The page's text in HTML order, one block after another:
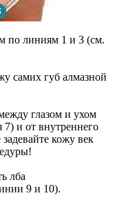
по линиям 1 и 3 (см.
самих губ алмазной
глазом и ухом
и от внутреннего
кожу век
лба
9 и 10).